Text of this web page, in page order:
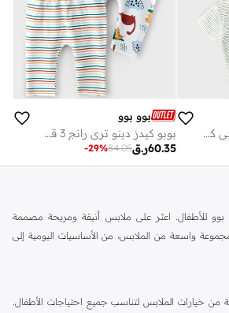
بوبو كيدز جانغل رانج 3 بي كي تي يز
بوو بوو
بوبو كيدز دينو تري رانج 3 قطع ليغينغز
ر.ق60.35
84.05
-29%
للأطفال. اعثر على ملابس أنيقة ومريحة مصممة
واسعة من الملابس، من الأساسيات اليومية إلى
من خيارات الملابس لتناسب جميع احتياجات الأطفال.